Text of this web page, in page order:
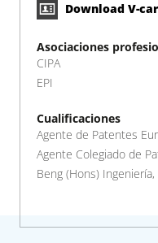
Download V-
Asociaciones
CIPA
EPI
Cualificaciones
Agente de Patentes
Agente Colegiado de
Beng (Hons)